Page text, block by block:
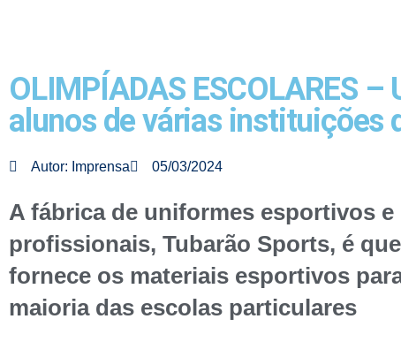
OLIMPÍADAS ESCOLARES
alunos de várias instituições
Autor: Imprensa 05/03/2024
A fábrica de uniformes esportivos e
profissionais, Tubarão Sports, é
fornece os materiais esportivos
maioria das escolas particulares